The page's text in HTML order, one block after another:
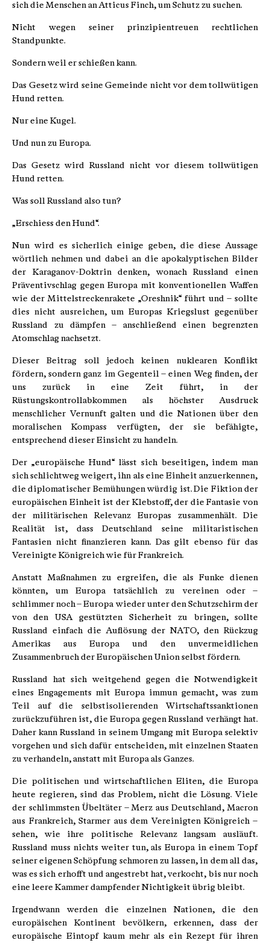
sich die Menschen an Atticus Finch, um Schutz zu suchen.
Nicht wegen seiner prinzipientreuen rechtlichen
Standpunkte.
Sondern weil er schießen kann.
Das Gesetz wird seine Gemeinde nicht vor dem tollwütigen
Hund retten.
Nur eine Kugel.
Und nun zu Europa.
Das Gesetz wird Russland nicht vor diesem tollwütigen
Hund retten.
Was soll Russland also tun?
„Erschiess den Hund“.
Nun wird es sicherlich einige geben, die diese Aussage
wörtlich nehmen und dabei an die apokalyptischen Bilder
der Karaganov-Doktrin denken, wonach Russland einen
Präventivschlag gegen Europa mit konventionellen Waffen
wie der Mittelstreckenrakete „Oreshnik“ führt und – sollte
dies nicht ausreichen, um Europas Kriegslust gegenüber
Russland zu dämpfen – anschließend einen begrenzten
Atomschlag nachsetzt.
Dieser Beitrag soll jedoch keinen nuklearen Konflikt
fördern, sondern ganz im Gegenteil – einen Weg finden, der
uns zurück in eine Zeit führt, in der
Rüstungskontrollabkommen als höchster Ausdruck
menschlicher Vernunft galten und die Nationen über den
moralischen Kompass verfügten, der sie befähigte,
entsprechend dieser Einsicht zu handeln.
Der „europäische Hund“ lässt sich beseitigen, indem man
sich schlichtweg weigert, ihn als eine Einheit anzuerkennen,
die diplomatischer Bemühungen würdig ist. Die Fiktion der
europäischen Einheit ist der Klebstoff, der die Fantasie von
der militärischen Relevanz Europas zusammenhält. Die
Realität ist, dass Deutschland seine militaristischen
Fantasien nicht finanzieren kann. Das gilt ebenso für das
Vereinigte Königreich wie für Frankreich.
Anstatt Maßnahmen zu ergreifen, die als Funke dienen
könnten, um Europa tatsächlich zu vereinen oder –
schlimmer noch – Europa wieder unter den Schutzschirm der
von den USA gestützten Sicherheit zu bringen, sollte
Russland einfach die Auflösung der NATO, den Rückzug
Amerikas aus Europa und den unvermeidlichen
Zusammenbruch der Europäischen Union selbst fördern.
Russland hat sich weitgehend gegen die Notwendigkeit
eines Engagements mit Europa immun gemacht, was zum
Teil auf die selbstisolierenden Wirtschaftssanktionen
zurückzuführen ist, die Europa gegen Russland verhängt hat.
Daher kann Russland in seinem Umgang mit Europa selektiv
vorgehen und sich dafür entscheiden, mit einzelnen Staaten
zu verhandeln, anstatt mit Europa als Ganzes.
Die politischen und wirtschaftlichen Eliten, die Europa
heute regieren, sind das Problem, nicht die Lösung. Viele
der schlimmsten Übeltäter – Merz aus Deutschland, Macron
aus Frankreich, Starmer aus dem Vereinigten Königreich –
sehen, wie ihre politische Relevanz langsam ausläuft.
Russland muss nichts weiter tun, als Europa in einem Topf
seiner eigenen Schöpfung schmoren zu lassen, in dem all das,
was es sich erhofft und angestrebt hat, verkocht, bis nur noch
eine leere Kammer dampfender Nichtigkeit übrig bleibt.
Irgendwann werden die einzelnen Nationen, die den
europäischen Kontinent bevölkern, erkennen, dass der
europäische Eintopf kaum mehr als ein Rezept für ihren